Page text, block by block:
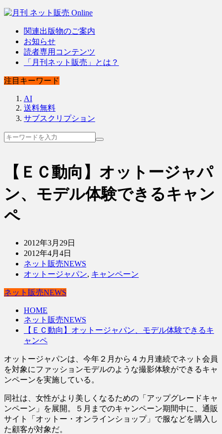
関連出版物のご案内
お知らせ
読者専用コンテンツ
「月刊ネット販売」とは？
注目キーワード
AI
送料無料
サブスクリプション
【ＥＣ動向】オットージャパ
ン、モデル体験できるキャン
ペ
2012年3月29日
2012年4月4日
ネット販売NEWS
オットージャパン, キャンペーン
ネット販売NEWS
HOME
ネット販売NEWS
【ＥＣ動向】オットージャパン、モデル体験できるキ
ャンペ
オットージャパンは、今年２月から４カ月連続でネット会員
を対象にファッションモデルのような撮影体験ができるキャ
ンペーンを実施している。
同社は、女性がより美しくなるための「アップグレードキャ
ンペーン」を展開。５月までのキャンペーン期間中に、通販
サイト「オットー・オンラインショップ」で服などを購入し
た顧客が対象だ。